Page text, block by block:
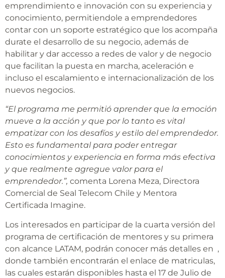
emprendimiento e innovación con su experiencia y
conocimiento, permitiendole a emprendedores
contar con un soporte estratégico que los acompaña
durate el desarrollo de su negocio, además de
habilitar y dar accesso a redes de valor y de negocio
que facilitan la puesta en marcha, aceleración e
incluso el escalamiento e internacionalización de los
nuevos negocios.
“El programa me permitió aprender que la emoción
mueve a la acción y que por lo tanto es vital
empatizar con los desafíos y estilo del emprendedor.
Esto es fundamental para poder entregar
conocimientos y experiencia en forma más efectiva
y que realmente agregue valor para el
emprendedor.”, comenta Lorena Meza, Directora
Comercial de Seal Telecom Chile y Mentora
Certificada Imagine.
Los interesados en participar de la cuarta versión del
programa de certificación de mentores y su primera
con alcance LATAM, podrán conocer más detalles en ,
donde también encontrarán el enlace de matriculas,
las cuales estarán disponibles hasta el 17 de Julio de